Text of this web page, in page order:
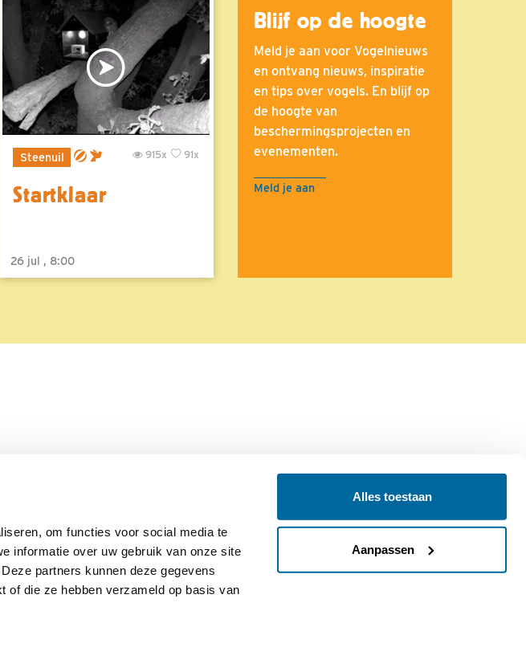
om functies voor social media te
informatie over uw gebruik van onze site
partners kunnen deze gegevens
of die ze hebben verzameld op basis van
Alles toestaan
Aanpassen
Steenuil 91x
915x
Startklaar
26 jul , 8:00
Blijf op de hoogte
Meld je aan voor Vogelnieuws
en ontvang nieuws, inspiratie
en tips over vogels. En blijf op
de hoogte van
beschermingsprojecten en
evenementen.
Meld je aan
Colofon